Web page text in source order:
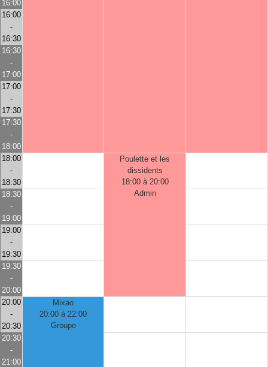
16:00
16:00
-
16:30
16:30
-
17:00
17:00
-
17:30
17:30
-
18:00
18:00
-
18:30
Poulette et les
dissidents
18:00 à 20:00
Admin
18:30
-
19:00
19:00
-
19:30
19:30
-
20:00
20:00
-
20:30
Mixao
20:00 à 22:00
Groupe
20:30
-
21:00